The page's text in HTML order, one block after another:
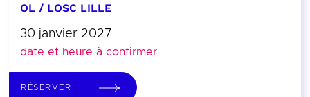
OL / LOSC LILLE
30 janvier 2027
date et heure à confirmer
RÉSERVER